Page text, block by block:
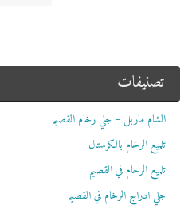
تصنيفات
الشام ماربل – جلي رخام القصيم
تلميع الرخام بالكرستال
تلميع الرخام في القصيم
جلي ادراج الرخام في القصيم